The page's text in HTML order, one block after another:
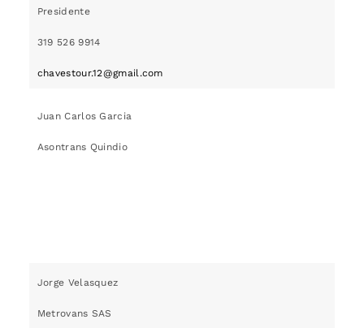
Presidente
319 526 9914
chavestour.12@gmail.com
Juan Carlos Garcia
Asontrans Quindio
Jorge Velasquez
Metrovans SAS